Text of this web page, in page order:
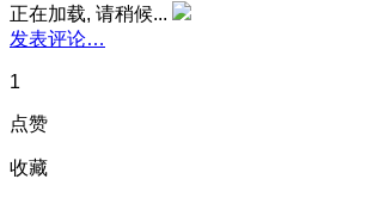
正在加载, 请稍候...
发表评论…
1
点赞
收藏